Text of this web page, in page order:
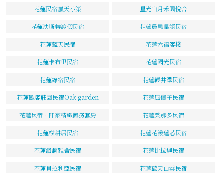
花蓮民宿嵐天小築 星光山月禾園悅舍
花蓮法斯特渡假民宿 花蓮晨風星語民宿
花蓮藍天民宿 花蓮六福客棧
花蓮卡布里民宿 花蓮國光民宿
花蓮綠宿民宿 花蓮輕井澤民宿
花蓮歐客莊園民宿Oak garden 花蓮風信子民宿
花蓮民宿．阡豪精緻商務套房 花蓮美那多民宿
花蓮樸耕居民宿 花蓮花漾蓮芯民宿
花蓮洄瀾雅舍民宿 花蓮比拉迦民宿
花蓮貝拉利亞民宿 花蓮藍天白雲民宿